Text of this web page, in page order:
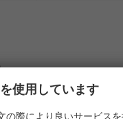
Metrology
使用しています
の際により良いサービス